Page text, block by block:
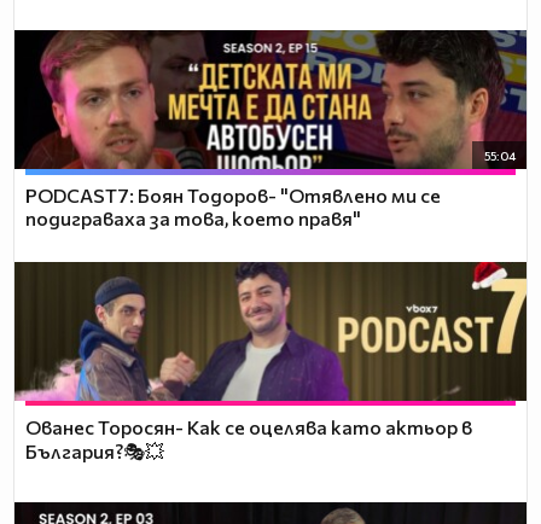
55:04
PODCAST7: ‪Боян Тодоров- "Отявлено ми се
подиграваха за това, което правя"
Ованес Торосян- Как се оцелява като актьор в
България?🎭💥